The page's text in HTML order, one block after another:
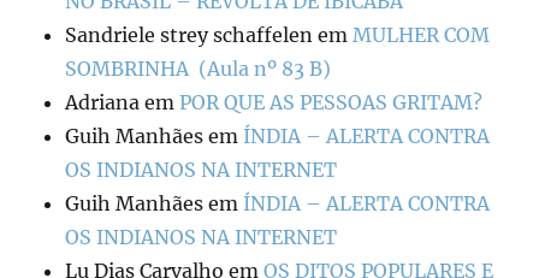
Sandriele strey schaffelen em MULHER COM
SOMBRINHA (Aula nº 83 B)
Adriana em POR QUE AS PESSOAS GRITAM?
Guih Manhães em ÍNDIA – ALERTA CONTRA
OS INDIANOS NA INTERNET
Guih Manhães em ÍNDIA – ALERTA CONTRA
OS INDIANOS NA INTERNET
Lu Dias Carvalho emOS DITOS POPULARES E